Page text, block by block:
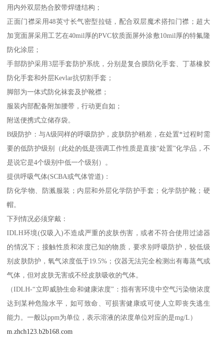
用内外双层热合胶带焊缝结构；
正面门襟采用48英寸长气密型拉链，配合双层魔术搭扣门襟；超大
加宽面屏采用工艺在40mil厚的PVC软质面屏外涂敷10mil厚的特氟隆
防化涂层；
手部防护采用3层手套防护系统，分别是复合膜防化手套、丁基橡胶
防化手套和外层Kevlar抗切割手套；
脚部为一体式防化袜套及护靴襟；
服装内部配备附加腰带，行动更自如；
附送便携式立储存袋。
B级防护：与A级同样的呼吸防护，皮肤防护稍差，在处置*过程时需
要的低防护级别（此处的低是强调工作性质是直接“处置”化学品，不
是说它是4个级别中低一个级别）。
提供呼吸气体(SCBA或气体管道)：
防化学物、防溅服装；内层和外层化学防护手套；化学防护靴；硬
帽。
下列情况必须穿戴：
IDLH环境(仅吸入)不造成严重的皮肤伤害，或者不符合使用过滤器
的情况下；接触性质和浓度已知的物质，要求别呼吸防护，较低级
别皮肤防护，氧气浓度低于19.5%；仪器无法完全检测出有毒蒸气或
气体，但对皮肤无害或不经皮肤吸收的气体。
（IDLH-“立即威胁生命和健康浓度”：指有害环境中空气污染物浓度
达到某种危险水平，如可致命、可损害健康或可使人立即丧失逃生
能力。一般以ppm为单位，表示溶液的浓度单位对应的是mg/L）
m.zhch123.b2b168.com